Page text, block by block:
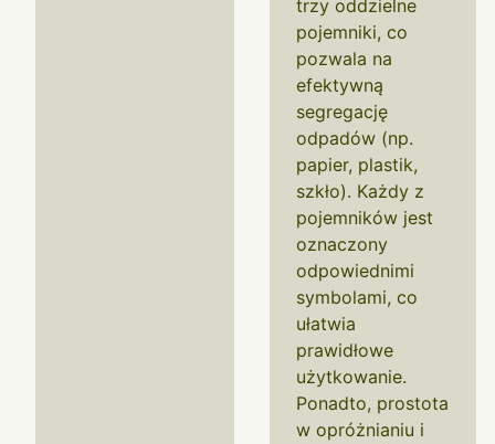
trzy oddzielne
pojemniki, co
pozwala na
efektywną
segregację
odpadów (np.
papier, plastik,
szkło). Każdy z
pojemników jest
oznaczony
odpowiednimi
symbolami, co
ułatwia
prawidłowe
użytkowanie.
Ponadto, prostota
w opróżnianiu i